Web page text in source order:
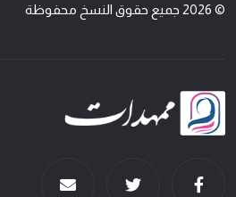
© 2026 جميع حقوق النسخ محفوظة